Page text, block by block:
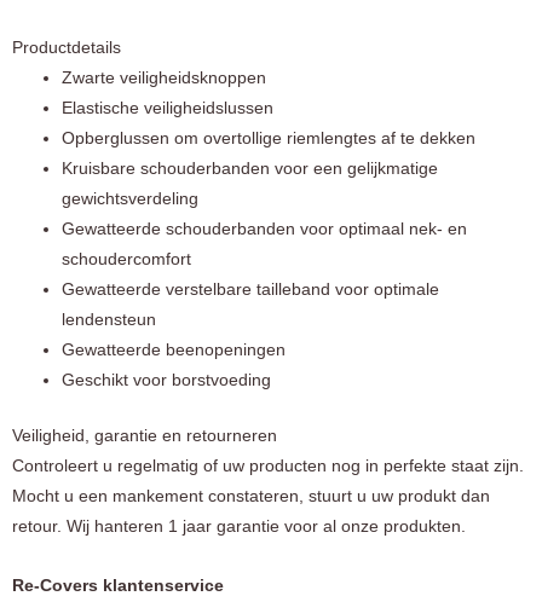
Productdetails
Zwarte veiligheidsknoppen
Elastische veiligheidslussen
Opberglussen om overtollige riemlengtes af te dekken
Kruisbare schouderbanden voor een gelijkmatige
gewichtsverdeling
Gewatteerde schouderbanden voor optimaal nek- en
schoudercomfort
Gewatteerde verstelbare tailleband voor optimale
lendensteun
Gewatteerde beenopeningen
Geschikt voor borstvoeding
Veiligheid, garantie en retourneren
Controleert u regelmatig of uw producten nog in perfekte staat zijn.
Mocht u een mankement constateren, stuurt u uw produkt dan
retour. Wij hanteren 1 jaar garantie voor al onze produkten.
Re-Covers klantenservice